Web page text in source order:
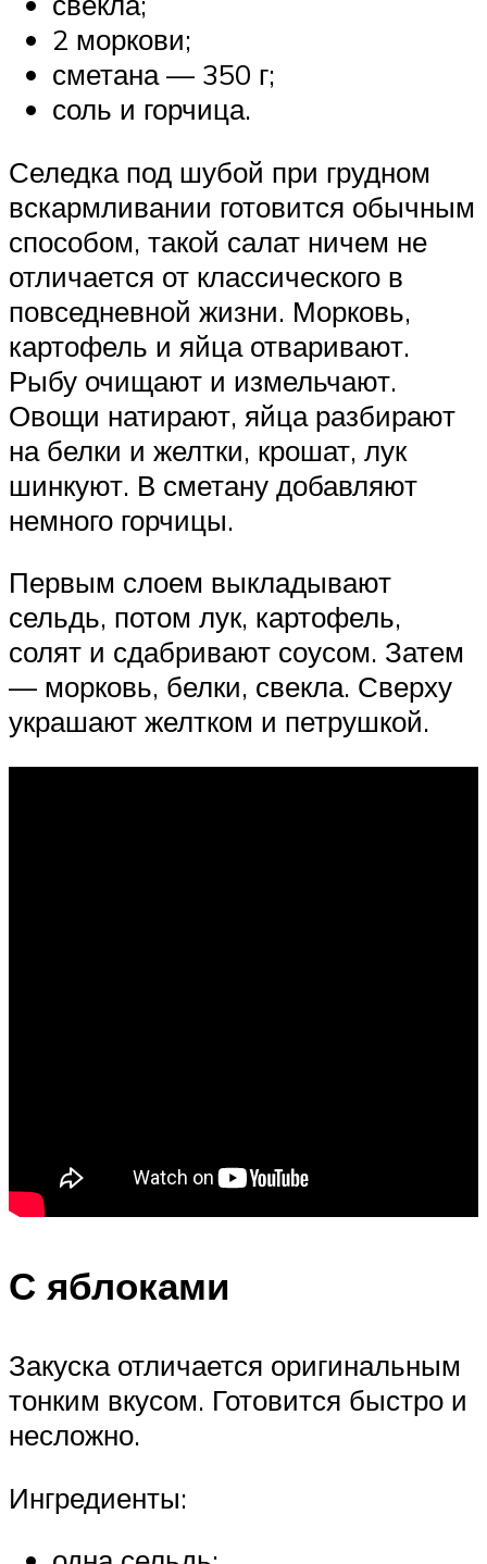
2 моркови;
сметана — 350 г;
соль и горчица.
Селедка под шубой при грудном
вскармливании готовится обычным
способом, такой салат ничем не
отличается от классического в
повседневной жизни. Морковь,
картофель и яйца отваривают.
Рыбу очищают и измельчают.
Овощи натирают, яйца разбирают
на белки и желтки, крошат, лук
шинкуют. В сметану добавляют
немного горчицы.
Первым слоем выкладывают
сельдь, потом лук, картофель,
солят и сдабривают соусом. Затем
— морковь, белки, свекла. Сверху
украшают желтком и петрушкой.
С яблоками
Закуска отличается оригинальным
тонким вкусом. Готовится быстро и
несложно.
Ингредиенты: